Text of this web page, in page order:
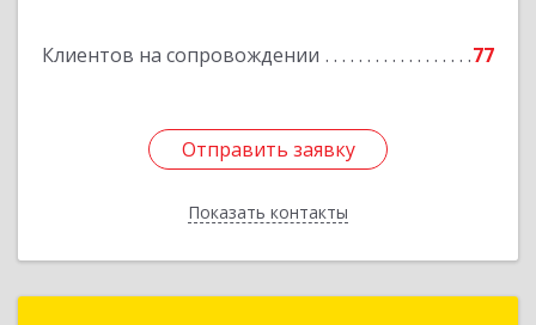
Клиентов на сопровождении 77
Отправить заявку
Показать контакты
Подробнее
Отправить заявку
Назад